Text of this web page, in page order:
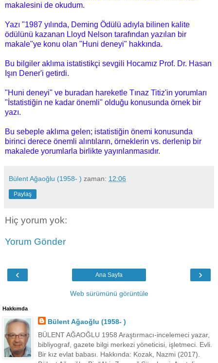
makalesini de okudum.
Yazı "1987 yılında, Deming Ödülü adıyla bilinen kalite
ödülünü kazanan Lloyd Nelson tarafından yazılan bir
makale"ye konu olan "Huni deneyi" hakkında.
Bu bilgiler aklıma istatistikçi sevgili Hocamız Prof. Dr. Hasan
Işın Dener'i getirdi.
"Huni deneyi" ve buradan hareketle Tınaz Titiz'in yorumları
"İstatistiğin ne kadar önemli" olduğu konusunda örnek bir
yazı.
Bu sebeple aklıma gelen; istatistiğin önemi konusunda
birinci derece önemli alıntıların, örneklerin vs. derlenip bir
makalede yorumlarla birlikte yayınlanmasıdır.
Bülent Ağaoğlu (1958- ) zaman: 12:06
Paylaş
Hiç yorum yok:
Yorum Gönder
‹ ›
Ana Sayfa
Web sürümünü görüntüle
Hakkımda
Bülent Ağaoğlu (1958- )
BÜLENT AĞAOĞLU 1958 Araştırmacı-incelemeci yazar,
bibliyograf, gazete bilgi merkezi yöneticisi, işletmeci. Evli.
Bir kız evlat babası. Hakkında: Kozak, Nazmi (2017).